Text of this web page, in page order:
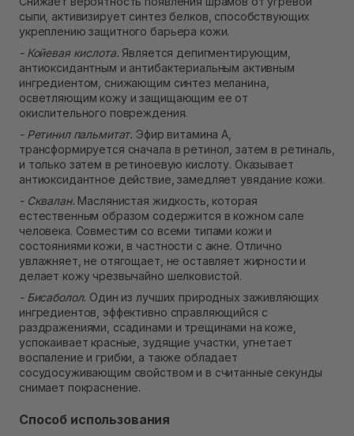
сыпи, активизирует синтез белков, способствующих
укреплению защитного барьера кожи.
- Койевая кислота. Является депигментирующим,
антиоксидантным и антибактериальным активным
ингредиентом, снижающим синтез меланина,
осветляющим кожу и защищающим ее от
окислительного повреждения.
- Ретинил пальмитат.Эфир витамина A,
трансформируется сначала в ретинол, затем в ретиналь,
и только затем в ретиноевую кислоту. Оказывает
антиоксидантное действие, замедляет увядание кожи.
- Сквалан. Маслянистая жидкость, которая
естественным образом содержится в кожном сале
человека. Совместим со всеми типами кожи и
состояниями кожи, в частности с акне. Отлично
увлажняет, не отягощает, не оставляет жирности и
делает кожу чрезвычайно шелковистой.
- Бисаболол. Один из лучших природных заживляющих
ингредиентов, эффективно справляющийся с
раздражениями, ссадинами и трещинами на коже,
успокаивает красные, зудящие участки, угнетает
воспаление и грибки, а также обладает
сосудосуживающим свойством и в считанные секунды
снимает покраснение.
Способ использования